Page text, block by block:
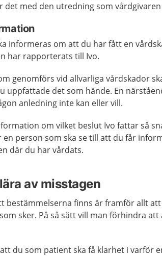
det med den utredning som
informeras om att du har fått en
har rapporterats till Ivo.
genomförs vid allvarliga vårdskador
uppfattade det som hände. En
anledning inte kan eller vill.
om vilket beslut Ivo fattar så
en person som ska se till att du får
där du har vårdats.
av misstagen
bestämmelserna finns är framför allt
sker. På så sätt vill man förhindra
du som patient ska få klarhet i varför